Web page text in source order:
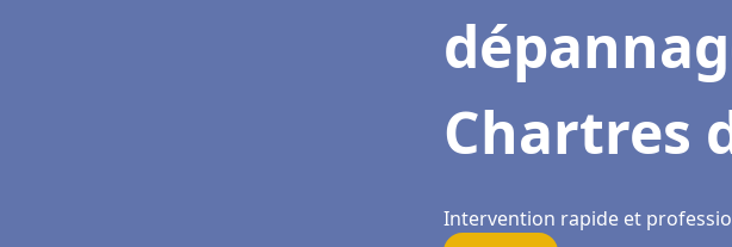
Chartres
Intervention rapide et